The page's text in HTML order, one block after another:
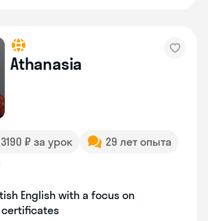
Athanasia
₽ за урок
29 лет опыта
English with a focus on
certificates